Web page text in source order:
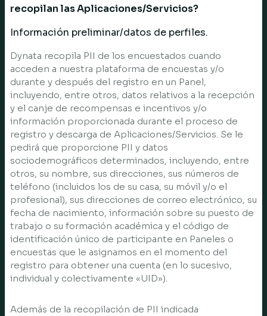
recopilan las Aplicaciones/Servicios?
Información preliminar/datos de perfiles.
Dynata recopila PII de los encuestados cuando
acceden a nuestra plataforma de encuestas y/o
durante y después del registro en un Panel,
incluyendo, entre otros, datos relativos a la recepción
y el canje de recompensas e incentivos y/o
información proporcionada durante el proceso de
registro y descarga de Aplicaciones/Servicios. Se le
pedirá que proporcione PII y datos
sociodemográficos determinados, incluyendo, entre
otros, su nombre, sus direcciones, sus números de
teléfono (incluidos los de su casa, su móvil y/o el
profesional), sus direcciones de correo electrónico, su
fecha de nacimiento, información sobre su puesto de
trabajo o su formación académica y el código de
identificación único de participante en Paneles o
encuestas que le asignamos en el momento del
registro para obtener una cuenta (en lo sucesivo,
individual y colectivamente «UID»).
Además de la recopilación de PII indicada